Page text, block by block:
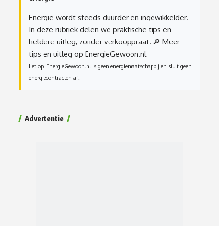
Energie wordt steeds duurder en ingewikkelder.
In deze rubriek delen we praktische tips en
heldere uitleg, zonder verkooppraat. 🔎 Meer
tips en uitleg op EnergieGewoon.nl
Let op: EnergieGewoon.nl is geen energiemaatschappij en sluit geen
energiecontracten af.
Advertentie